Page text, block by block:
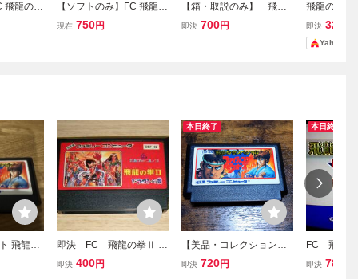
飛龍の拳
【ソフトのみ】FC 飛龍の
拳スペシャル ファイティ
現在 750円
【箱・取説のみ】 飛龍
の拳スペシャル ファイ
即決 700円
飛龍の拳ス
イティング
書のみ フ
【同梱割可
即決 328
Yahoo!フ
飛龍の
即決 FC 飛龍の拳Ⅱ 飛
龍の拳2 ドラゴンの翼
即決 400円
本日終了
【美品・コレクション引
退・動作確認済】ファミ
即決 720円
本日終了
FC 飛龍の
ファイティ
即決